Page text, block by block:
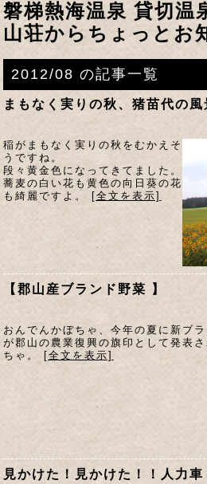
磐梯熱海温泉 貸切温
山荘からちょっとお
2012/08 の記事一覧
まもなく実りの秋、猪苗代の風
稲がまもなく実りの秋をむかえそ
うですね。
段々黄金色になってきてました。
蕎麦の白い花も黄色の向日葵の花
も綺麗ですよ。
[全文を表示]
【郡山産ブランド野菜 】
おんでんかぼちゃ、今年の夏に新ブ
が郡山の農業復興の旗印として発表
ちゃ。
[全文を表示]
見かけた！見かけた！！人力車